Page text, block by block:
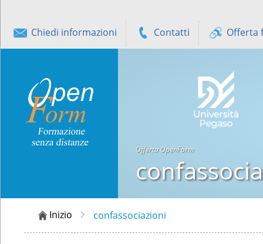
Chiedi informazioni Contatti Offerta
Offerta OpenForm
Inizio confassociazioni